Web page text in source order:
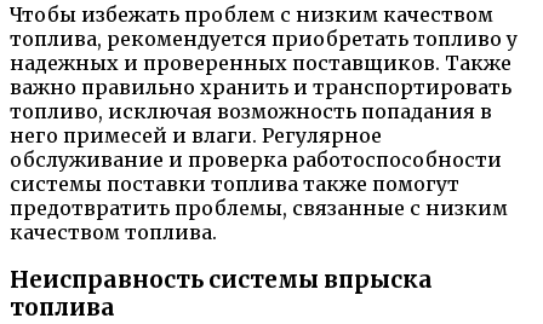
Чтобы избежать проблем с низким качеством
топлива, рекомендуется приобретать топливо у
надежных и проверенных поставщиков. Также
важно правильно хранить и транспортировать
топливо, исключая возможность попадания в
него примесей и влаги. Регулярное
обслуживание и проверка работоспособности
системы поставки топлива также помогут
предотвратить проблемы, связанные с низким
качеством топлива.
Неисправность системы впрыска
топлива